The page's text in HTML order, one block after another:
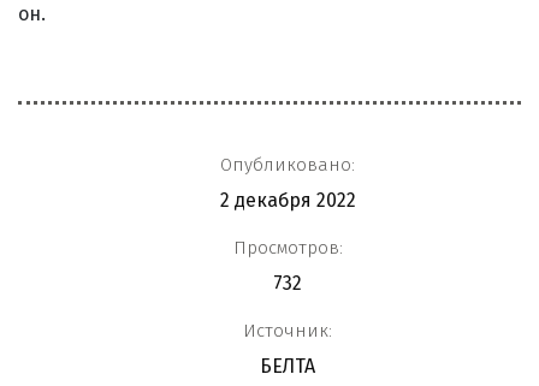
он.
Опубликовано:
2 декабря 2022
Просмотров:
732
Источник:
БЕЛТА